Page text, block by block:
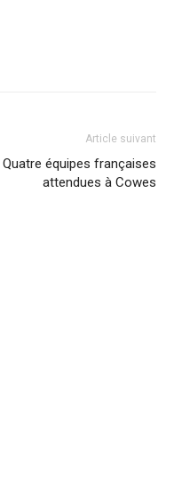
Article suivant
Quatre équipes françaises
attendues à Cowes